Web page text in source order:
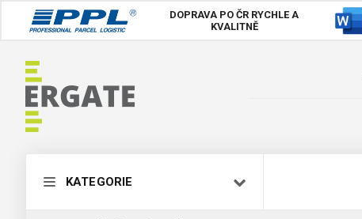
DOPRAVA PO ČR RYCHLE A
KVALITNĚ
KATEGORIE